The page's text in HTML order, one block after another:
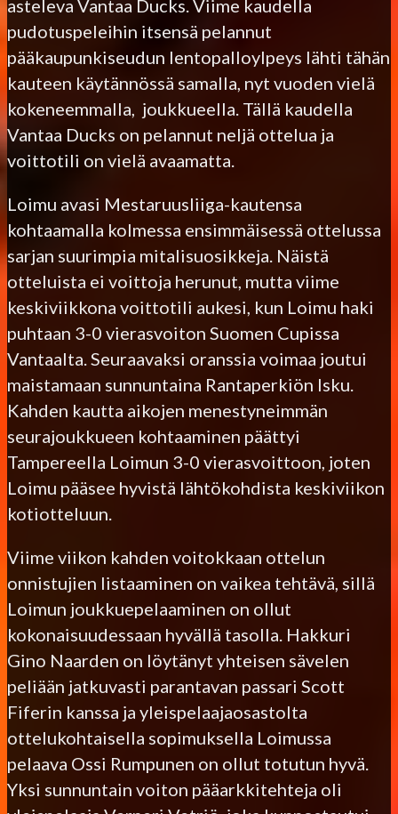
asteleva Vantaa Ducks. Viime kaudella
pudotuspeleihin itsensä pelannut
pääkaupunkiseudun lentopalloylpeys lähti tähän
kauteen käytännössä samalla, nyt vuoden vielä
kokeneemmalla, joukkueella. Tällä kaudella
Vantaa Ducks on pelannut neljä ottelua ja
voittotili on vielä avaamatta.
Loimu avasi Mestaruusliiga-kautensa
kohtaamalla kolmessa ensimmäisessä ottelussa
sarjan suurimpia mitalisuosikkeja. Näistä
otteluista ei voittoja herunut, mutta viime
keskiviikkona voittotili aukesi, kun Loimu haki
puhtaan 3-0 vierasvoiton Suomen Cupissa
Vantaalta. Seuraavaksi oranssia voimaa joutui
maistamaan sunnuntaina Rantaperkiön Isku.
Kahden kautta aikojen menestyneimmän
seurajoukkueen kohtaaminen päättyi
Tampereella Loimun 3-0 vierasvoittoon, joten
Loimu pääsee hyvistä lähtökohdista keskiviikon
kotiotteluun.
Viime viikon kahden voitokkaan ottelun
onnistujien listaaminen on vaikea tehtävä, sillä
Loimun joukkuepelaaminen on ollut
kokonaisuudessaan hyvällä tasolla. Hakkuri
Gino Naarden on löytänyt yhteisen sävelen
peliään jatkuvasti parantavan passari Scott
Fiferin kanssa ja yleispelaajaosastolta
ottelukohtaisella sopimuksella Loimussa
pelaava Ossi Rumpunen on ollut totutun hyvä.
Yksi sunnuntain voiton pääarkkitehteja oli